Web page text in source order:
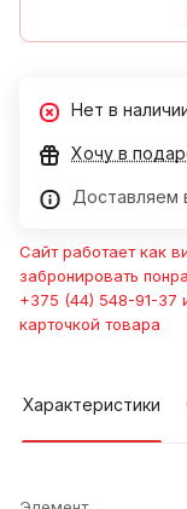
Нет в
Хочу в
Доставляем
Сайт работает как
забронировать
+375 (44) 548-91-37
карточкой товара
Характеристики